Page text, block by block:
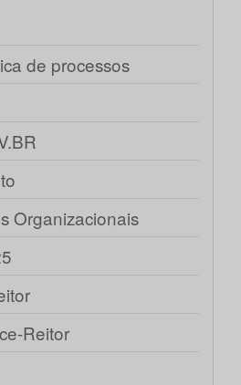
de processos
Organizacionais
Reitor